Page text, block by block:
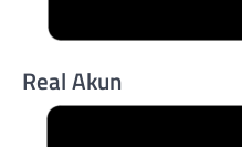
Real Akun